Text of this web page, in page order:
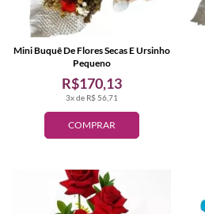
COMPRAR
3x de R$ 56,71
R$170,13
Mini Buquê De Flores Secas E Ursinho
Pequeno